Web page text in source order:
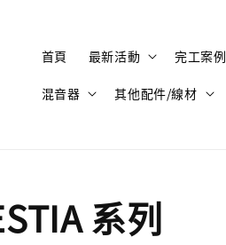
首頁 最新活動 完工案例
混音器 其他配件/線材
系列